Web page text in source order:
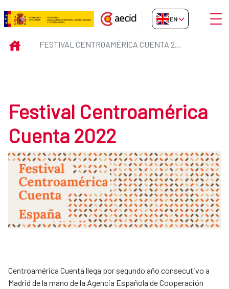
Skip to Main Content
Festival Centroamérica Cuenta
EN-GB
INICIO FESTIVAL CENTROAMÉRICA CUENTA 2022
Festival Centroamérica
Cuenta 2022
Centroamérica Cuenta llega por segundo año consecutivo a
Madrid de la mano de la Agencia Española de Cooperación